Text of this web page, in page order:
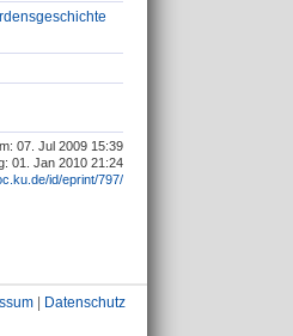
07. Jul 2009 15:39
01. Jan 2010 21:24
id/eprint/797/
Datenschutz